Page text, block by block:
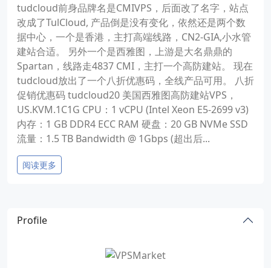
tudcloud前身品牌名是CMIVPS，后面改了名字，站点
改成了TulCloud, 产品倒是没有变化，依然还是两个数
据中心，一个是香港，主打高端线路，CN2-GIA,小水管
建站合适。 另外一个是西雅图，上游是大名鼎鼎的
Spartan，线路走4837 CMI，主打一个高防建站。 现在
tudcloud放出了一个八折优惠码，全线产品可用。 八折
促销优惠码 tudcloud20 美国西雅图高防建站VPS，
US.KVM.1C1G CPU：1 vCPU (Intel Xeon E5-2699 v3)
内存：1 GB DDR4 ECC RAM 硬盘：20 GB NVMe SSD
流量：1.5 TB Bandwidth @ 1Gbps (超出后...
阅读更多
Profile